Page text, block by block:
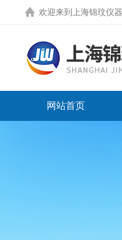
欢迎来到 上海锦玟仪
网站首页